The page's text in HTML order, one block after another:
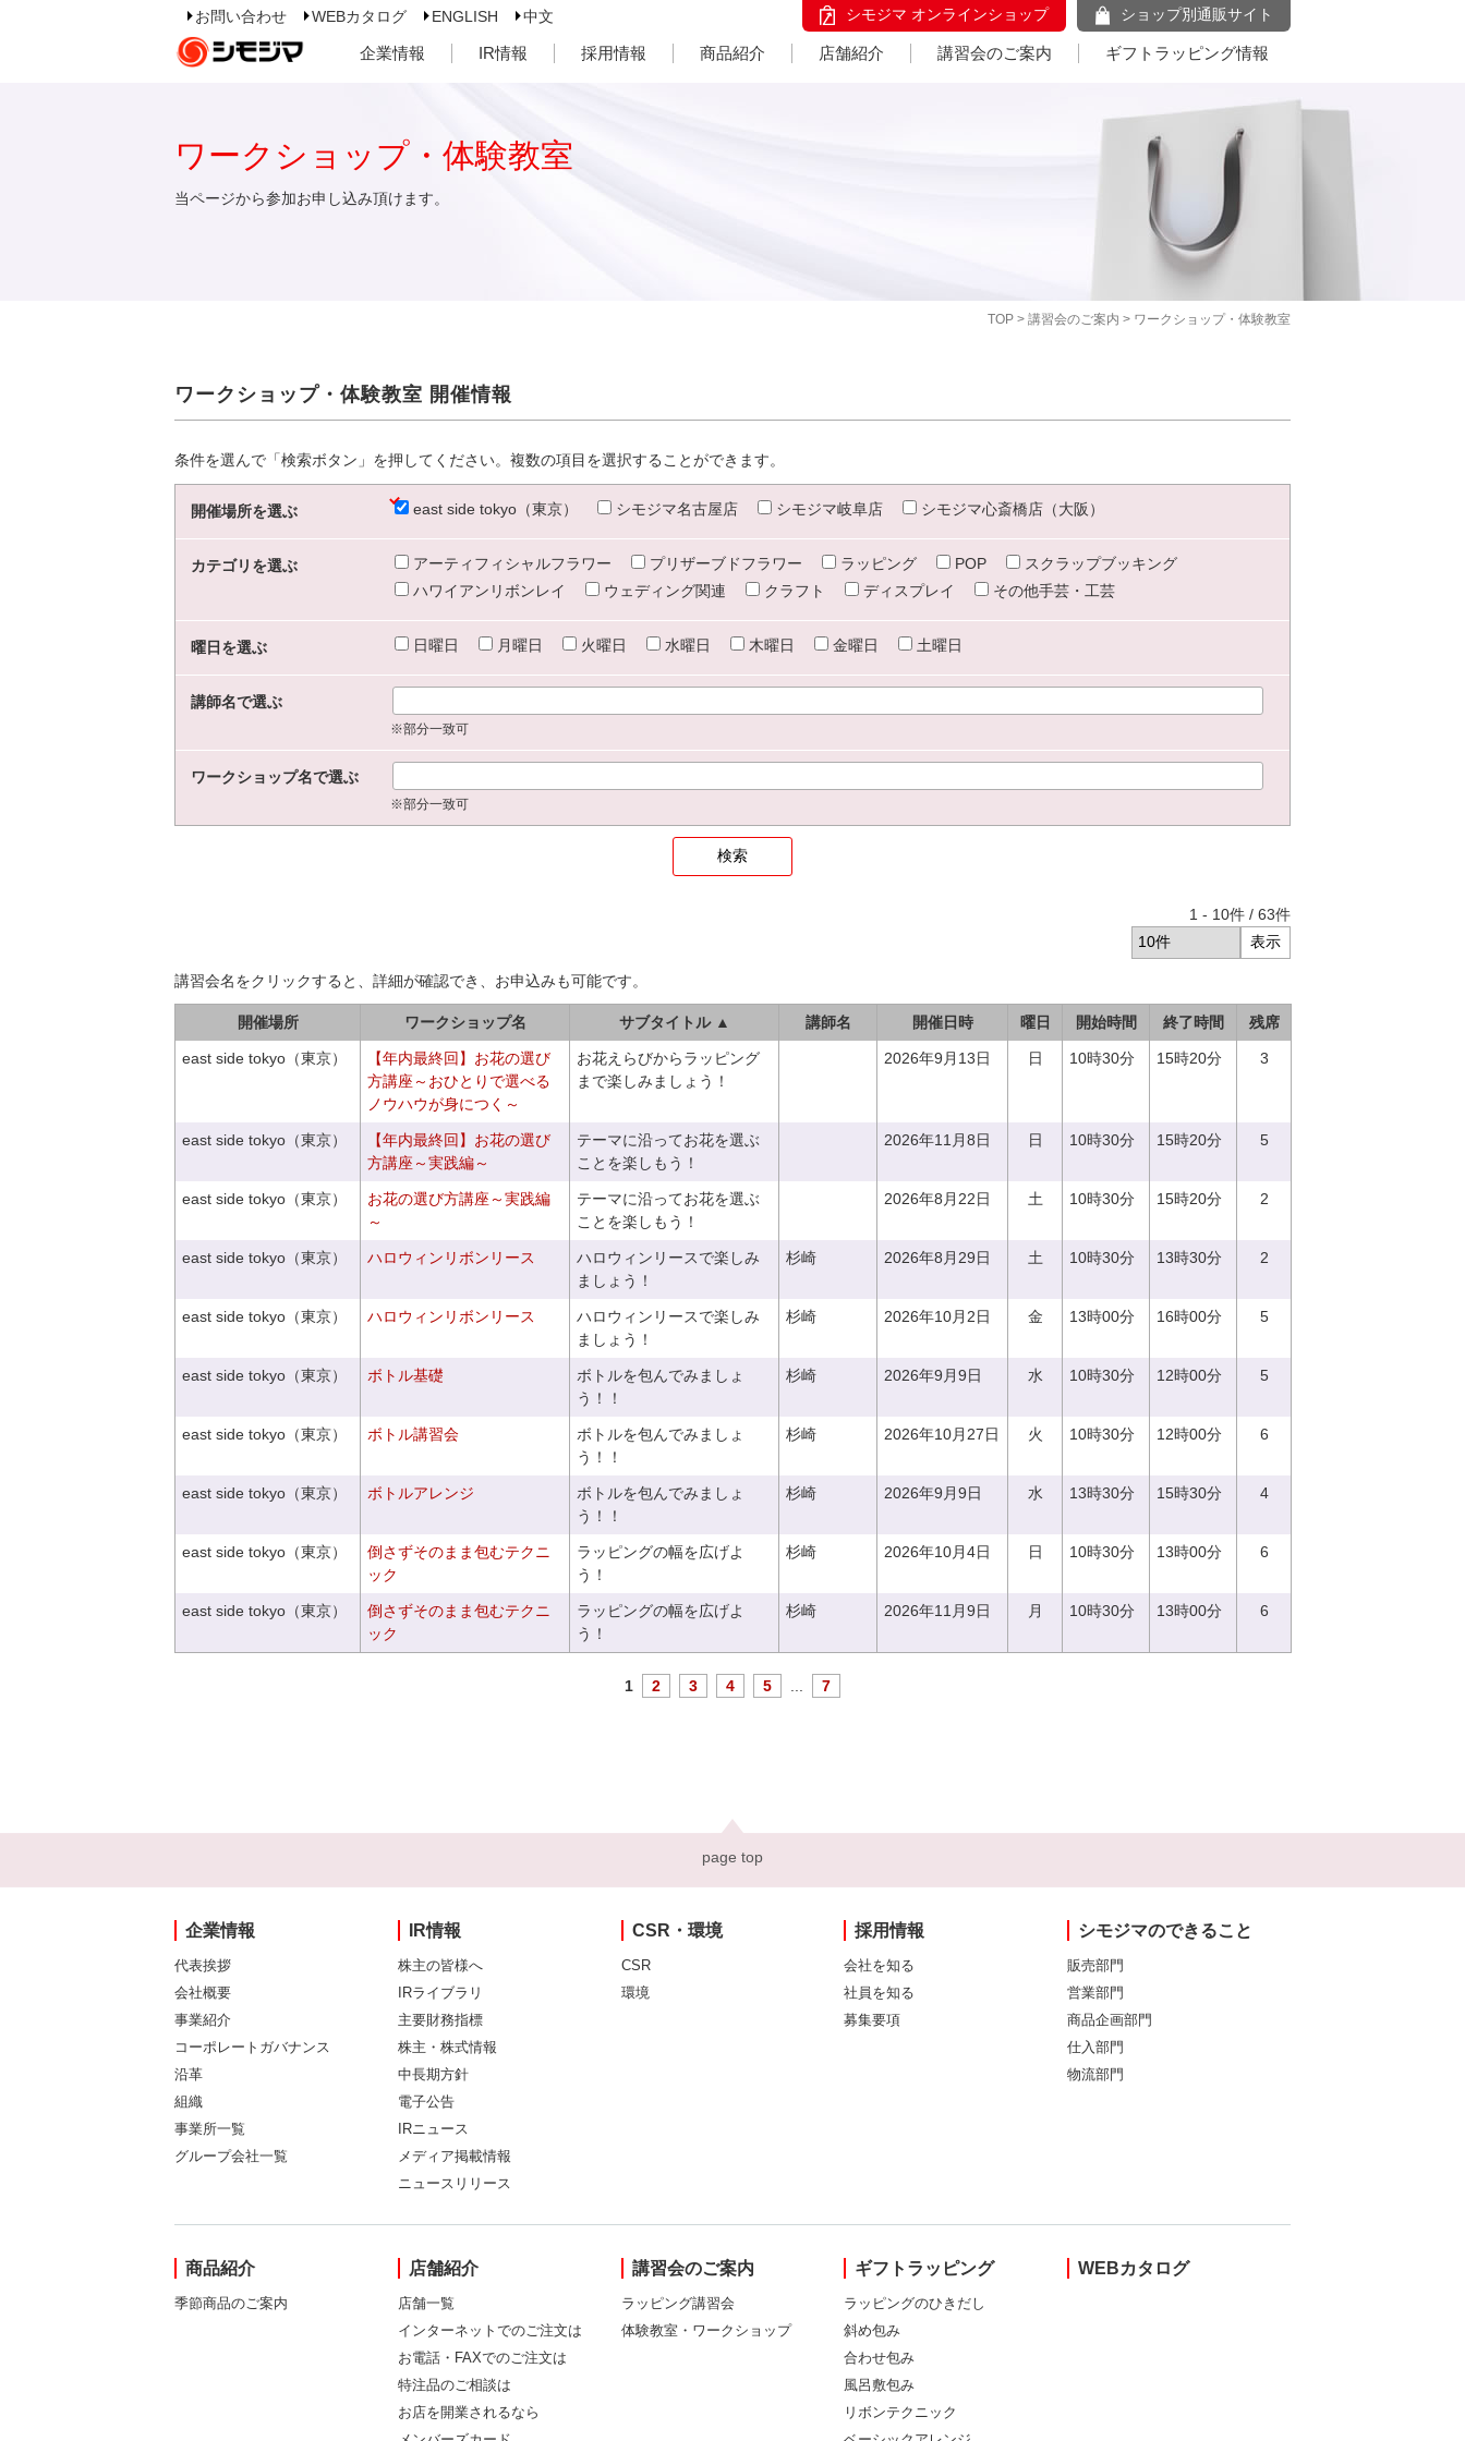
お問い合わせ WEBカタログ ENGLISH 中文 シモジマ オンラインショップ ショップ別通販サイト
企業情報 IR情報 採用情報 商品紹介 店舗紹介 講習会のご案内 ギフトラッピング情報
TOP > 講習会のご案内 > ワークショップ・体験教室
ワークショップ・体験教室
当ページから参加お申し込み頂けます。
ワークショップ・体験教室 開催情報
条件を選んで「検索ボタン」を押してください。複数の項目を選択することができます。
開催場所を選ぶ east side tokyo（東京） シモジマ名古屋店 シモジマ岐阜店 シモジマ心斎橋店（大阪）
カテゴリを選ぶ アーティフィシャルフラワー プリザーブドフラワー ラッピング POP
スクラップブッキング
ハワイアンリボンレイ
ウェディング関連 クラフト ディスプレイ その他手芸・工芸
曜日を選ぶ 日曜日 月曜日 火曜日 水曜日 木曜日 金曜日 土曜日
講師名で選ぶ
※部分一致可
ワークショップ名で選ぶ
※部分一致可
1 - 10件 / 63件
講習会名をクリックすると、詳細が確認でき、お申込みも可能です。
開催場所 ワークショップ名 サブタイトル ▲ 講師名 開催日時 曜日 開始時間 終了時間 残席
east side tokyo（東京）
【年内最終回】お花の選び
方講座～おひとりで選べる
ノウハウが身につく～
お花えらびからラッピング
まで楽しみましょう！
2026年9月13日 日 10時30分 15時20分 3
east side tokyo（東京）
【年内最終回】お花の選び
方講座～実践編～
テーマに沿ってお花を選ぶ
ことを楽しもう！
2026年11月8日 日 10時30分 15時20分 5
east side tokyo（東京）
お花の選び方講座～実践編
～
テーマに沿ってお花を選ぶ
ことを楽しもう！
2026年8月22日 土 10時30分 15時20分 2
east side tokyo（東京） ハロウィンリボンリース
ハロウィンリースで楽しみ
ましょう！
杉崎 2026年8月29日 土 10時30分 13時30分 2
east side tokyo（東京） ハロウィンリボンリース
ハロウィンリースで楽しみ
ましょう！
杉崎 2026年10月2日 金 13時00分 16時00分 5
east side tokyo（東京） ボトル基礎
ボトルを包んでみましょ
う！！
杉崎 2026年9月9日 水 10時30分 12時00分 5
east side tokyo（東京） ボトル講習会
ボトルを包んでみましょ
う！！
杉崎 2026年10月27日 火 10時30分 12時00分 6
east side tokyo（東京） ボトルアレンジ
ボトルを包んでみましょ
う！！
杉崎 2026年9月9日 水 13時30分 15時30分 4
east side tokyo（東京）
倒さずそのまま包むテクニ
ック
ラッピングの幅を広げよ
う！
杉崎 2026年10月4日 日 10時30分 13時00分 6
east side tokyo（東京）
倒さずそのまま包むテクニ
ック
ラッピングの幅を広げよ
う！
杉崎 2026年11月9日 月 10時30分 13時00分 6
1 2 3 4 5 7
page top
企業情報
代表挨拶
会社概要
事業紹介
コーポレートガバナンス
沿革
組織
事業所一覧
グループ会社一覧
IR情報
株主の皆様へ
IRライブラリ
主要財務指標
株主・株式情報
中長期方針
電子公告
IRニュース
メディア掲載情報
ニュースリリース
CSR・環境
CSR
環境
採用情報
会社を知る
社員を知る
募集要項
シモジマのできること
販売部門
営業部門
商品企画部門
仕入部門
物流部門
商品紹介
季節商品のご案内
店舗紹介
店舗一覧
インターネットでのご注文は
お電話・FAXでのご注文は
特注品のご相談は
お店を開業されるなら
講習会のご案内
ラッピング講習会
体験教室・ワークショップ
ギフトラッピング
ラッピングのひきだし
斜め包み
合わせ包み
風呂敷包み
リボンテクニック
WEBカタログ